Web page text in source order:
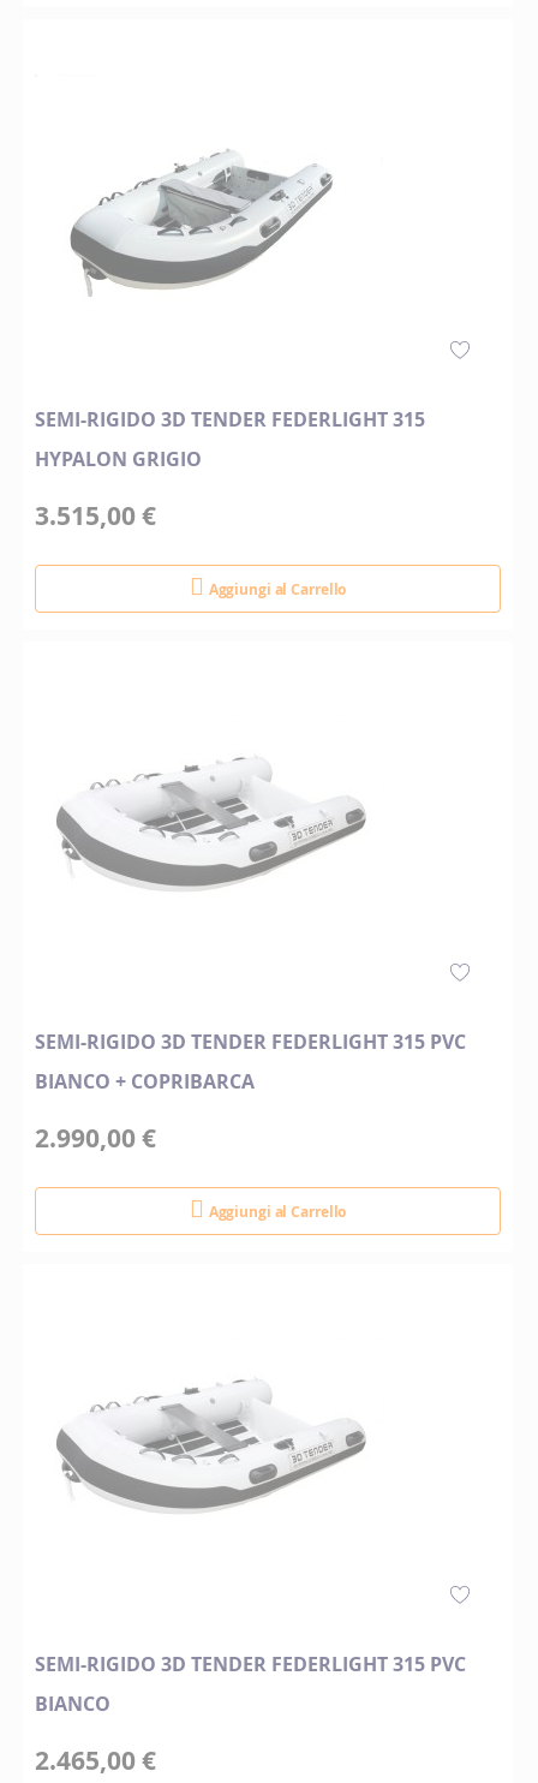
SEMI-RIGIDO 3D TENDER FEDERLIGHT 315
HYPALON GRIGIO
3.515,00 €
Aggiungi al Carrello
SEMI-RIGIDO 3D TENDER FEDERLIGHT 315 PVC
BIANCO + COPRIBARCA
2.990,00 €
Aggiungi al Carrello
SEMI-RIGIDO 3D TENDER FEDERLIGHT 315 PVC
BIANCO
2.465,00 €